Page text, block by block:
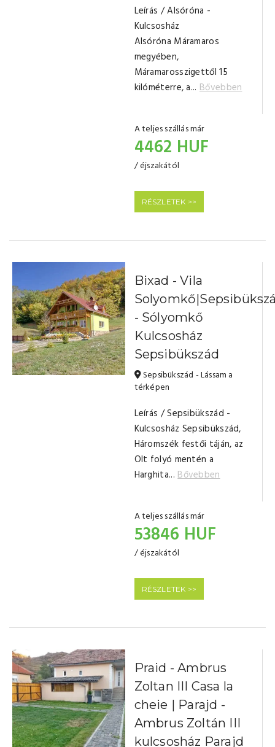
Leírás / Alsóróna -
Kulcsosház
Alsóróna Máramaros
megyében,
Máramarosszigettől 15
kilóméterre, a... Bővebben
A teljes szállás már
4462 HUF
/ éjszakától
RÉSZLETEK >>
Bixad - Vila
- Sólyomkő
Kulcsosház
Sepsibükszád
Sepsibükszád - Lássam a
térképen
Leírás / Sepsibükszád -
Kulcsosház Sepsibükszád,
Háromszék festői táján, az
Olt folyó mentén a
Harghita...Bővebben
A teljes szállás már
53846 HUF
/ éjszakától
RÉSZLETEK >>
Praid - Ambrus
Zoltan III Casa la
cheie | Parajd -
Ambrus Zoltán III
kulcsosház Parajd